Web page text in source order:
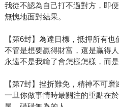
我從不認為自己打不過對方，即
無愧地面對結果。
【第6封】為達目標，抵押所有也
不管是想要贏得財富，還是贏得
永遠不是我輸了會怎樣怎樣，而
【第7封】挫折難免，精神不可磨
一旦你做事情時最關注的重點在